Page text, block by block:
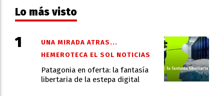
Lo más visto
Patagonia en oferta: la fantasía
libertaria de la estepa digital
UNA MIRADA ATRAS...
HEMEROTECA EL SOL NOTICIAS